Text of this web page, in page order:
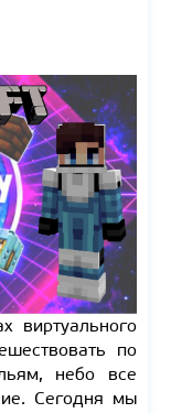
виртуального
по
небо все
Сегодня мы